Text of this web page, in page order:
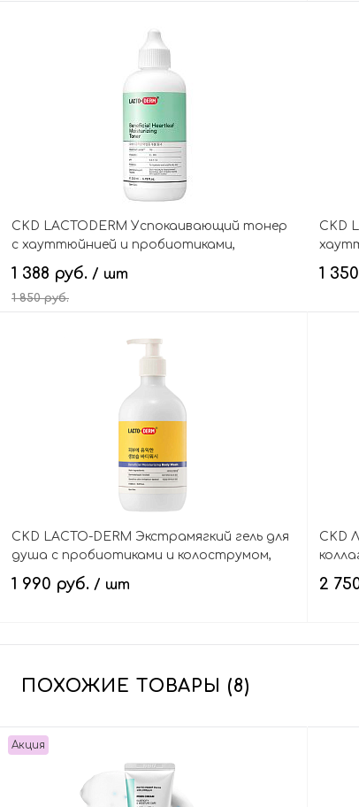
В корзину
CKD LACTODERM Успокаивающий тонер
с хауттюйнией и пробиотиками,
Beneficial Heartleaf Moisturizing Toner
1 388 руб. / шт
1 850 руб.
В корзину
CKD
1
CKD LACTO-DERM Экстрамягкий гель для
душа с пробиотиками и колострумом,
Beneficial Moisturizing Body Wash
1 990 руб. / шт
CKD
2
ПОХОЖИЕ ТОВАРЫ (8)
Акция